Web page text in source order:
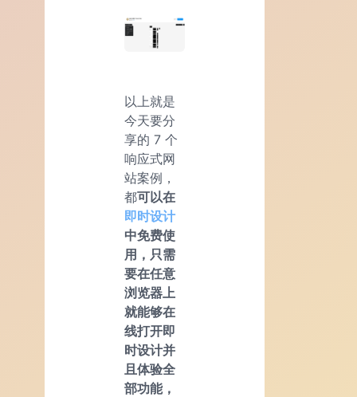
以上就是
今天要分
享的 7 个
响应式网
站案例，
都可以在
即时设计
中免费使
用，只需
要在任意
浏览器上
就能够在
线打开即
时设计并
且体验全
部功能，